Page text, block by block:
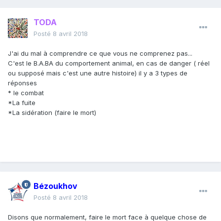
TODA
Posté 8 avril 2018
J'ai du mal à comprendre ce que vous ne comprenez pas...
C'est le B.A.BA du comportement animal, en cas de danger ( réel
ou supposé mais c'est une autre histoire) il y a 3 types de
réponses
* le combat
*La fuite
*La sidération (faire le mort)
Bézoukhov
Posté 8 avril 2018
Disons que normalement, faire le mort face à quelque chose de